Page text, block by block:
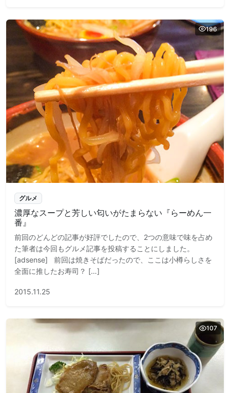
196
グルメ
濃厚なスープと芳しい匂いがたまらない『らーめん一
番』
前回のどんどの記事が好評でしたので、2つの意味で味を占め
た筆者は今回もグルメ記事を投稿することにしました。
[adsense] 前回は焼きそばだったので、ここは小樽らしさを
全面に推したお寿司？ […]
2015.11.25
107